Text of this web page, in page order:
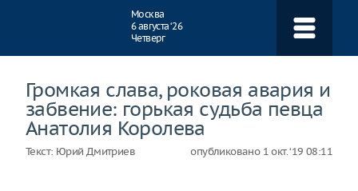
Москва
6 августа ‘26
Четверг
Громкая слава, роковая авария и
забвение: горькая судьба певца
Анатолия Королева
Текст: Юрий Дмитриев опубликовано 1 окт. ‘19 08:11